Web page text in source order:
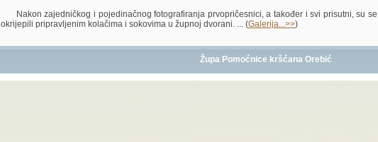
Nakon zajedničkog i pojedinačnog fotografiranja prvopričesnici, a također i svi prisutni, su se
okrijepili pripravljenim kolačima i sokovima u župnoj dvorani. ... (Galerija...>>)
Župa Pomoćnice kršćana Orebić